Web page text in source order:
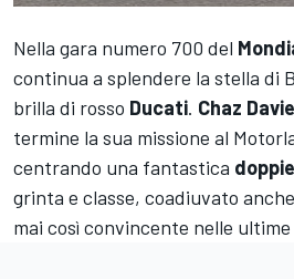
Nella gara numero 700 del
continua a splendere la stella di
brilla di rosso Ducati. Chaz
termine la sua missione al
centrando una fantastica
grinta e classe, coadiuvato
mai così convincente nelle